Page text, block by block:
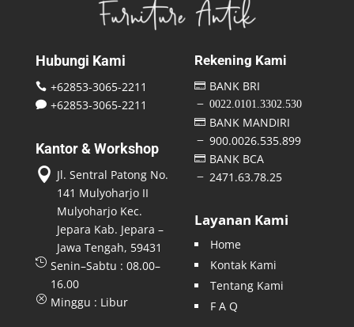
Hubungi Kami
 +62853-3065-2211
 +62853-3065-2211
Kantor & Workshop
 Jl. Sentral Patong No.
141 Mulyoharjo II
Mulyoharjo Kec.
Jepara Kab. Jepara –
Jawa Tengah, 59431
 Senin–Sabtu : 08.00–
16.00
Q Minggu : Libur
Rekening Kami
 BANK BRI
K 0022.0101.3302.530
 BANK MANDIRI
K 900.0026.535.899
 BANK BCA
K 2471.63.78.25
Layanan Kami
Home
Kontak Kami
Tentang Kami
F A Q